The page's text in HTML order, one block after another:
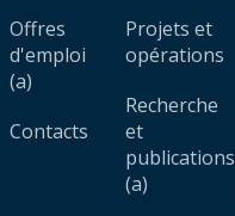
Offres
d'emploi
(a)
Contacts
Projets et
opérations
Recherche
et
publications
(a)